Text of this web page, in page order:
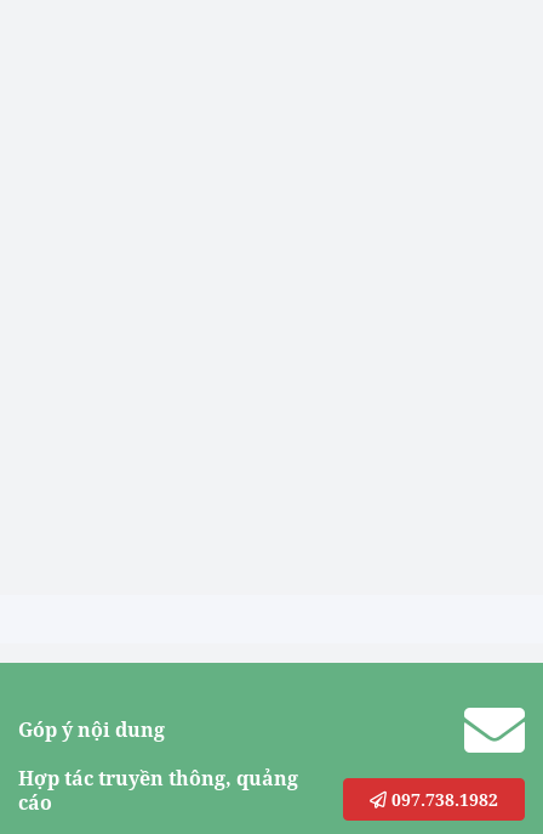
Góp ý nội dung
Hợp tác truyền thông, quảng
cáo
097.738.1982